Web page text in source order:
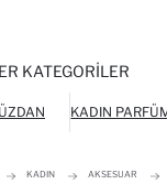
KATEGORILER
KADIN
KADIN AKSESUAR